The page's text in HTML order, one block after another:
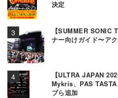
決定
【SUMMER SONIC
ナー向けガイド〜ア
【ULTRA JAPAN
Mykris、PAS
ブら追加